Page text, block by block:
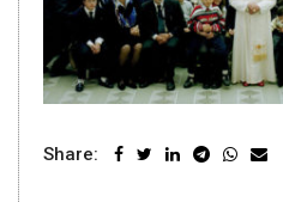
Share: